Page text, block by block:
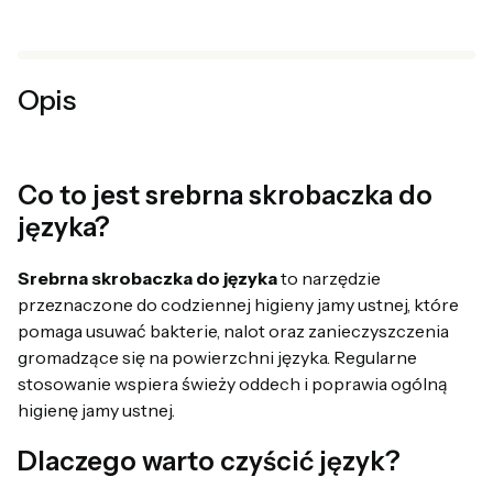
Opis
Co to jest srebrna skrobaczka do
języka?
Srebrna skrobaczka do językato narzędzie
przeznaczone do codziennej higieny jamy ustnej, które
pomaga usuwać bakterie, nalot oraz zanieczyszczenia
gromadzące się na powierzchni języka. Regularne
stosowanie wspiera świeży oddech i poprawia ogólną
higienę jamy ustnej.
Dlaczego warto czyścić język?